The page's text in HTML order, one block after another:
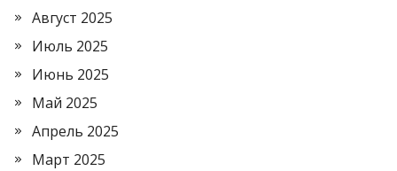
Август 2025
Июль 2025
Июнь 2025
Май 2025
Апрель 2025
Март 2025